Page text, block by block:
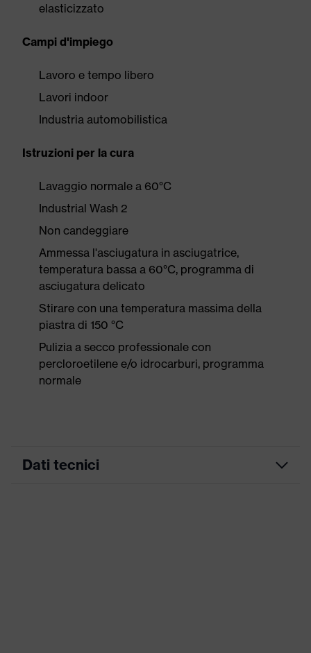
elasticizzato
Campi d'impiego
Lavoro e tempo libero
Lavori indoor
Industria automobilistica
Istruzioni per la cura
Lavaggio normale a 60°C
Industrial Wash 2
Non candeggiare
Ammessa l'asciugatura in asciugatrice,
temperatura bassa a 60°C, programma di
asciugatura delicato
Stirare con una temperatura massima della
piastra di 150 °C
Pulizia a secco professionale con
percloroetilene e/o idrocarburi, programma
normale
Dati tecnici